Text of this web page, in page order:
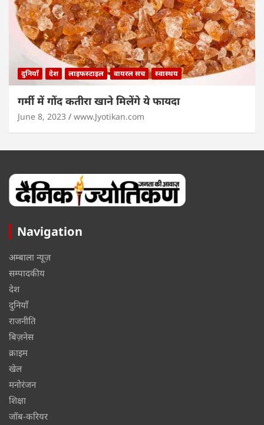
दुनियाँ देश लाइफस्टाइल वायरल सच स्वास्थय
गर्मी में गोंद कतीरा खाने मिलेंगे ये फायदा
June 8, 2023 www.Jyotikan.com
Navigation
अम्बाला न्यूज़
सम्पादकीय
देश
दुनियाँ
राजनीति
बिज़नेस
क्राइम
खेल
मनोरंजन
शिक्षा
जॉब-करियर